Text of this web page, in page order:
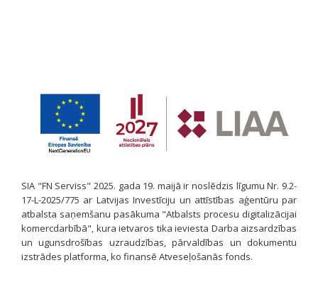
SIA "FN Serviss" 2025. gada 19. maijā ir noslēdzis līgumu Nr. 9.2-
17-L-2025/775 ar Latvijas Investīciju un attīstības aģentūru par
atbalsta saņemšanu pasākuma "Atbalsts procesu digitalizācijai
komercdarbībā", kura ietvaros tika ieviesta Darba aizsardzības
un ugunsdrošības uzraudzības, pārvaldības un dokumentu
izstrādes platforma, ko finansē Atveseļošanās fonds.